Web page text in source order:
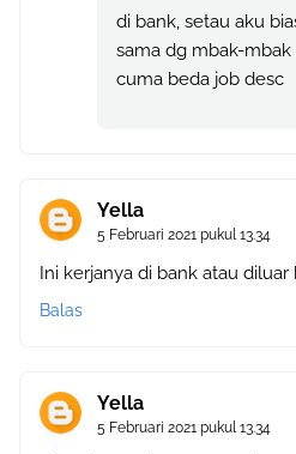
di bank, setau aku
sama dg mbak-
cuma beda job desc
Yella
5 Februari 2021 pukul 13.34
Ini kerjanya di bank atau diluar
Balas
Yella
5 Februari 2021 pukul 13.34